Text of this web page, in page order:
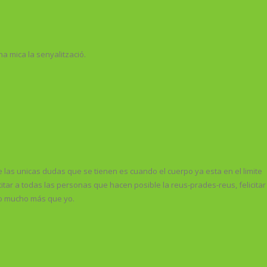
mica la senyalització.
unicas dudas que se tienen es cuando el cuerpo ya esta en el limite
a todas las personas que hacen posible la reus-prades-reus, felicitar
más que yo.